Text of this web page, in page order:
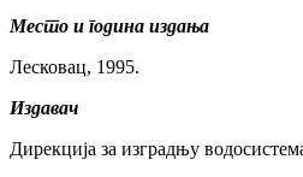
Место и година издања
Лесковац, 1995.
Издавач
Дирекција за изградњу